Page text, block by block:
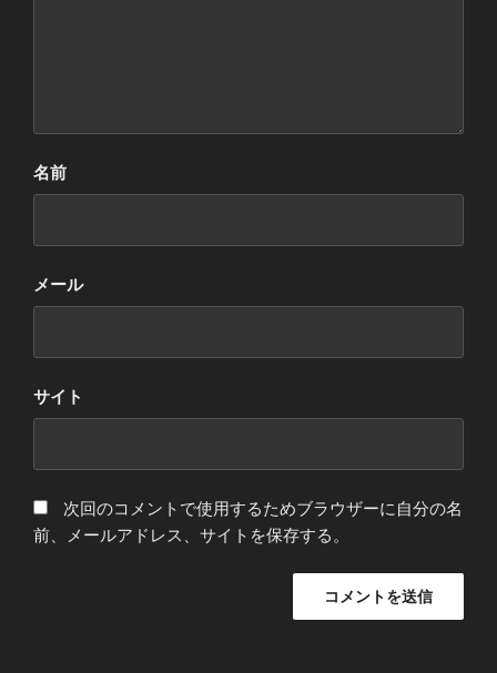
名前
メール
サイト
次回のコメントで使用するためブラウザーに自分の名
前、メールアドレス、サイトを保存する。